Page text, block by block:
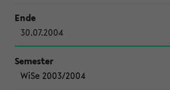
30.07.2004
WiSe 2003/2004